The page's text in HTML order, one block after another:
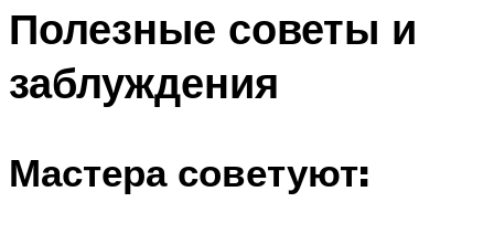
Полезные советы и
заблуждения
Мастера советуют: